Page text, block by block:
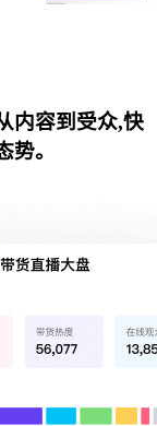
内容到受众,快
。